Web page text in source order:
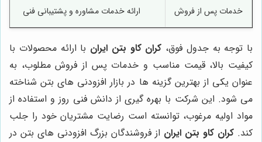
خدمات پس از فروش ارائه خدمات مشاوره و پشتیبانی فنی
با توجه به جدول فوق، کران کاو بتن ایران با ارائه محصولات با
کیفیت بالا، قیمت مناسب و خدمات پس از فروش مطلوب، به
عنوان یکی از بهترین گزینه ها در بازار افزودنی های بتن شناخته
می شود. این شرکت با بهره گیری از دانش فنی روز و استفاده از
مواد اولیه مرغوب، توانسته است رضایت مشتریان خود را جلب
کند. کران کاو بتن ایران از فروشندگان بزرگ افزودنی های بتن در